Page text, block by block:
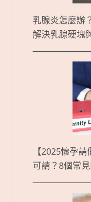
乳腺炎怎麼辦
解決乳腺硬塊
【2025懷孕
可請？8個常